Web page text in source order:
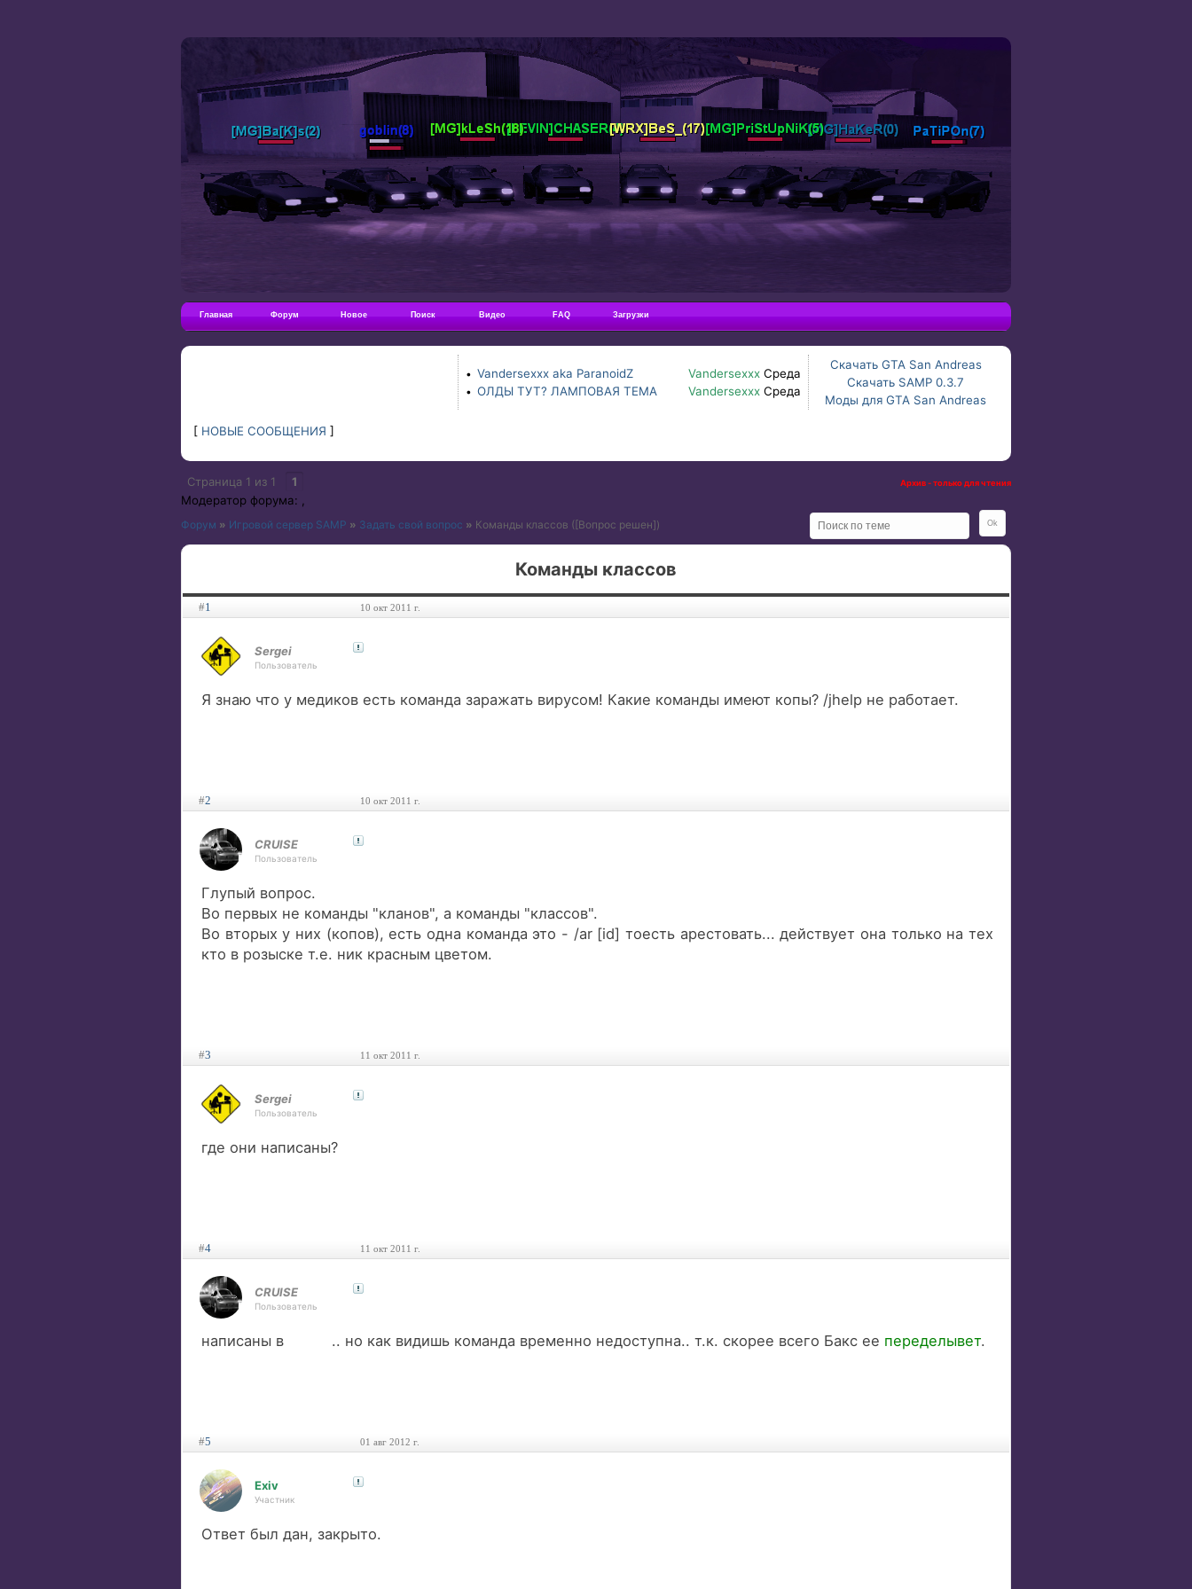
Главная Форум Новое Поиск Видео FAQ Загрузки
• Vandersexxx aka ParanoidZ Vandersexxx Среда
• ОЛДЫ ТУТ? ЛАМПОВАЯ ТЕМА Vandersexxx Среда
Скачать GTA San Andreas
Скачать SAMP 0.3.7
Моды для GTA San Andreas
[ НОВЫЕ СООБЩЕНИЯ ]
Страница 1 из 1 1 Архив - только для чтения
Модератор форума:
Форум » Игровой сервер SAMP » Задать свой вопрос » Команды классов ([Вопрос решен])
Команды классов
#1 10 окт 2011 г.
Sergei
Пользователь
Я знаю что у медиков есть команда заражать вирусом! Какие команды имеют копы? /jhelp не работает.
#2 10 окт 2011 г.
CRUISE
Пользователь
Глупый вопрос.
Во первых не команды "кланов", а команды "классов".
Во вторых у них (копов), есть одна команда это - /ar [id] тоесть арестовать... действует она только на тех
кто в розыске т.е. ник красным цветом.
#3 11 окт 2011 г.
Sergei
Пользователь
где они написаны?
#4 11 окт 2011 г.
CRUISE
Пользователь
написаны в .. но как видишь команда временно недоступна.. т.к. скорее всего Бакс ее переделывет.
#5 01 авг 2012 г.
Exiv
Участник
Ответ был дан, закрыто.